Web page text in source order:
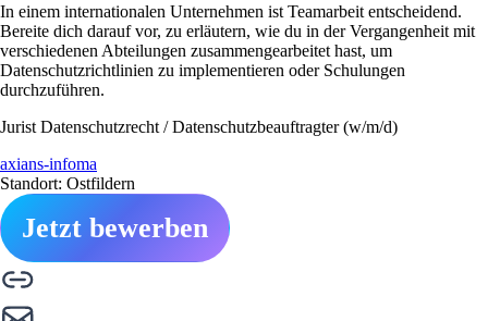
In einem internationalen Unternehmen ist Teamarbeit entscheidend.
Bereite dich darauf vor, zu erläutern, wie du in der Vergangenheit mit
verschiedenen Abteilungen zusammengearbeitet hast, um
Datenschutzrichtlinien zu implementieren oder Schulungen
durchzuführen.
Jurist Datenschutzrecht / Datenschutzbeauftragter (w/m/d)
axians-infoma
Standort: Ostfildern
Jetzt bewerben